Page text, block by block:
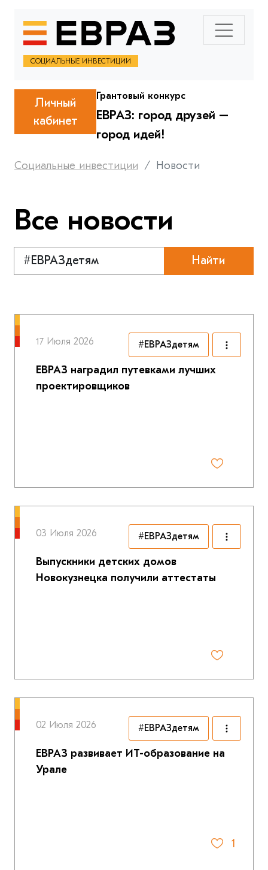
СОЦИАЛЬНЫЕ ИНВЕСТИЦИИ
Личный
кабинет
Грантовый конкурс
ЕВРАЗ: город друзей –
город идей!
Социальные инвестиции Новости
Все новости
Найти
17 Июля 2026
ЕВРАЗ наградил путевками лучших
проектировщиков
#ЕВРАЗдетям
03 Июля 2026
Выпускники детских домов
Новокузнецка получили аттестаты
#ЕВРАЗдетям
02 Июля 2026
ЕВРАЗ развивает ИТ-образование на
Урале
#ЕВРАЗдетям
1